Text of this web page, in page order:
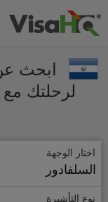
ابحث
لرحلتك
اختار الوجهة
السلفادور
نوع التأشيرة